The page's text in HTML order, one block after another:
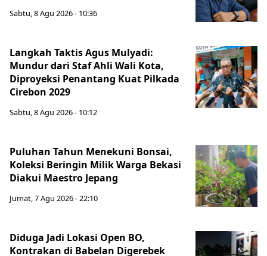
Sabtu, 8 Agu 2026 - 10:36
Langkah Taktis Agus Mulyadi:
Mundur dari Staf Ahli Wali Kota,
Diproyeksi Penantang Kuat Pilkada
Cirebon 2029
Sabtu, 8 Agu 2026 - 10:12
Puluhan Tahun Menekuni Bonsai,
Koleksi Beringin Milik Warga Bekasi
Diakui Maestro Jepang
Jumat, 7 Agu 2026 - 22:10
Diduga Jadi Lokasi Open BO,
Kontrakan di Babelan Digerebek